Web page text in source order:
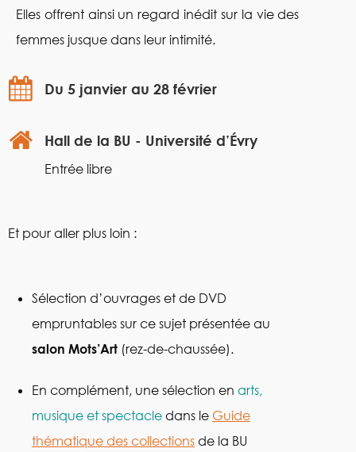
Elles offrent ainsi un regard inédit sur la vie des
femmes jusque dans leur intimité.
Du 5 janvier au 28 février
Hall de la BU - Université d’Évry
Entrée libre
Et pour aller plus loin :
Sélection d’ouvrages et de DVD
empruntables sur ce sujet présentée au
salon Mots’Art (rez-de-chaussée).
En complément, une sélection en arts,
musique et spectacle dans le Guide
thématique des collections de la BU